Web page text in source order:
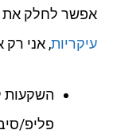
אפשר לחלק את
עיקריות, אני רק
השקעות
פליפ/